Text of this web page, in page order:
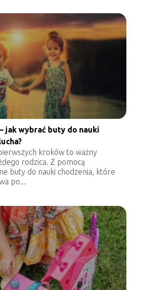
jak wybrać buty do nauki
kroków to ważny
rodzica. Z pomocą
buty do nauki chodzenia, które
po...